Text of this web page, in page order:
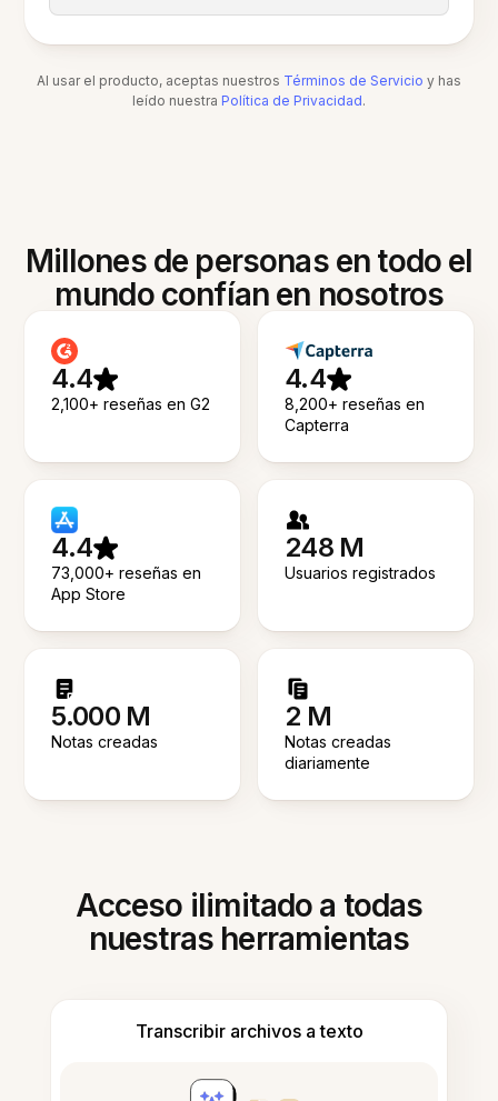
Al usar el producto, aceptas nuestros Términos de Servicio y has
leído nuestra Política de Privacidad.
Millones de personas en todo el
mundo confían en nosotros
4.4
2,100+ reseñas en G2
4.4
8,200+ reseñas en
Capterra
4.4
73,000+ reseñas en
App Store
248 M
Usuarios registrados
5.000 M
Notas creadas
2 M
Notas creadas
diariamente
Acceso ilimitado a todas
nuestras herramientas
Transcribir archivos a texto